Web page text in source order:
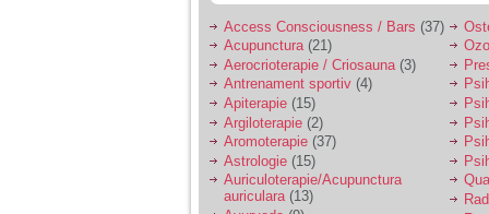
Am 14 ani si o mare
problema. Acum 8 luni
am inceput o relatie
cu un baiat in varsta
de 20 de ani, m-a
cucerit cu vorbe dulci,
cadouri, promisiuni de
casatorie, asa ca m-
am culcat cu el si in
scurt timp am ramas
insarcinata. El cand a
Access Consciousness / Bars (37)
Acupunctura(21)
Aerocrioterapie / Criosauna (3)
Antrenament sportiv (4)
Apiterapie (15)
Argiloterapie (2)
Aromoterapie (37)
Astrologie (15)
Auriculoterapie/Acupunctura
auriculara(13)